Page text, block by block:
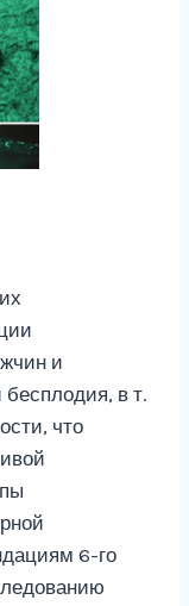
и
в т.
что
6-го